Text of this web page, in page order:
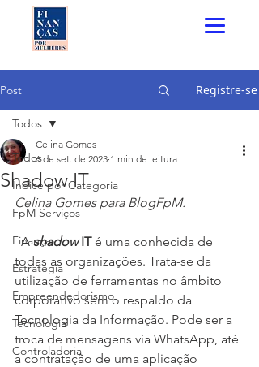
Post Registre-se
Todos
Índice por Categoria
FpM Serviços
Finanças
Estratégia
Empreendedorismo
Tecnologia
Controladoria
Todos
Shadow IT
Celina Gomes
6 de set. de 2023 1 min de leitura
Celina Gomes para BlogFpM.
  A
shadow IT é uma conhecida de
todas as organizações. Trata-se da
utilização de ferramentas no âmbito
corporativo sem o respaldo da
Tecnologia da Informação. Pode ser a
troca de mensagens via WhatsApp, até
a contratação de uma aplicação